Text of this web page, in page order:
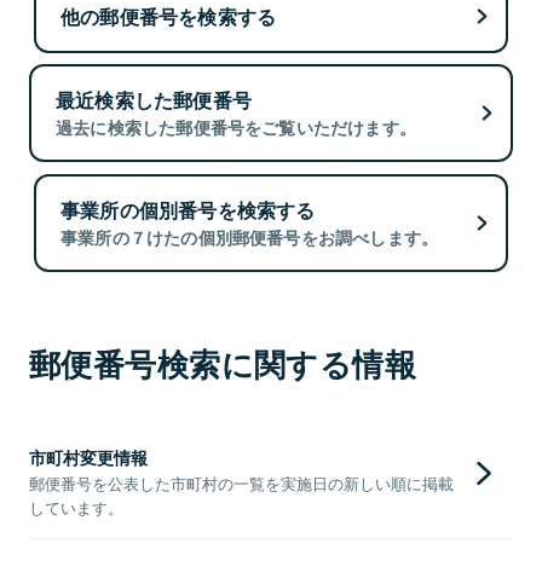
他の郵便番号を検索する
最近検索した郵便番号
過去に検索した郵便番号をご覧いただけます。
事業所の個別番号を検索する
事業所の７けたの個別郵便番号をお調べします。
郵便番号検索に関する情報
市町村変更情報
郵便番号を公表した市町村の一覧を実施日の新しい順に掲載
しています。